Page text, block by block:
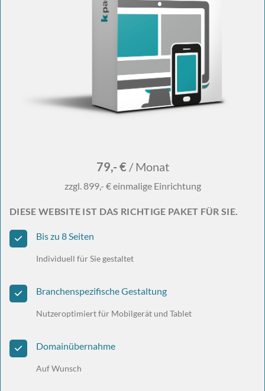
79,- € / Monat
zzgl. 899,- € einmalige Einrichtung
DIESE WEBSITE IST DAS RICHTIGE PAKET FÜR SIE.
Bis zu 8 Seiten
Individuell für Sie gestaltet
Branchenspezifische Gestaltung
Nutzeroptimiert für Mobilgerät und Tablet
Domainübernahme
Auf Wunsch